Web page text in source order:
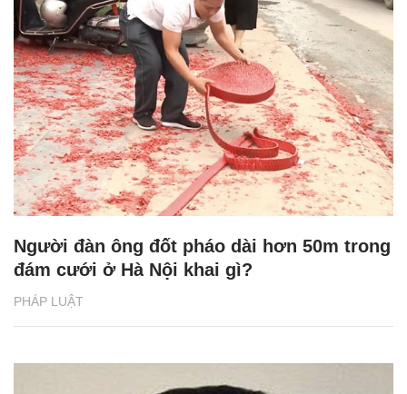
PHÁP LUẬT
Người đàn ông đốt pháo dài hơn 50m trong
đám cưới ở Hà Nội khai gì?